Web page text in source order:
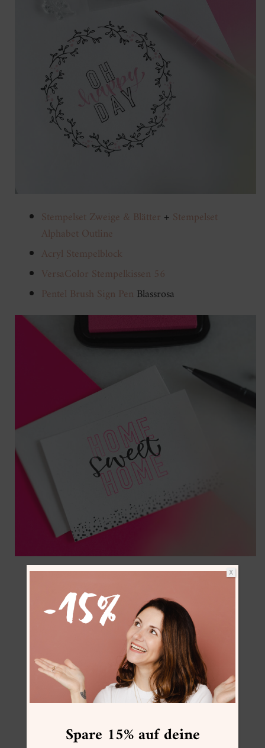
Stempelset Zweige & Blätter + Stempelset
Alphabet Outline
Acryl Stempelblock
VersaColor Stempelkissen 56
Pentel Brush Sign Pen Blassrosa
VersaFine Clair Schwarz
Kartenset Offwhite C7/A7
Stempelset Deko Elemente
Stempelset Alphabet Outline
Acryl Stempelblock
Pentel Brush Sign Pen Pigment
ZU ALLEN GESTALTUNGSIDEEN
Spare 15% auf deine
X